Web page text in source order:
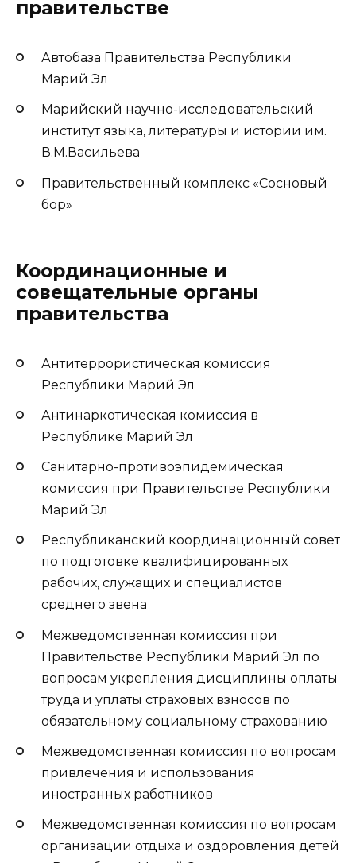
правительстве
Автобаза Правительства Республики
Марий Эл
Марийский научно-исследовательский
институт языка, литературы и истории им.
В.М.Васильева
Правительственный комплекс «Сосновый
бор»
Координационные и
совещательные органы
правительства
Антитеррористическая комиссия
Республики Марий Эл
Антинаркотическая комиссия в
Республике Марий Эл
Санитарно-противоэпидемическая
комиссия при Правительстве Республики
Марий Эл
Республиканский координационный совет
по подготовке квалифицированных
рабочих, служащих и специалистов
среднего звена
Межведомственная комиссия при
Правительстве Республики Марий Эл по
вопросам укрепления дисциплины оплаты
труда и уплаты страховых взносов по
обязательному социальному страхованию
Межведомственная комиссия по вопросам
привлечения и использования
иностранных работников
Межведомственная комиссия по вопросам
организации отдыха и оздоровления детей